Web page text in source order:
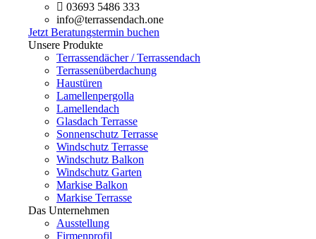
03693 5486 333
info@terrassendach.one
Jetzt Beratungstermin buchen
Unsere Produkte
Terrassendächer / Terrassendach
Terrassenüberdachung
Haustüren
Lamellenpergolla
Lamellendach
Glasdach Terrasse
Sonnenschutz Terrasse
Windschutz Terrasse
Windschutz Balkon
Windschutz Garten
Markise Balkon
Markise Terrasse
Das Unternehmen
Ausstellung
Firmenprofil